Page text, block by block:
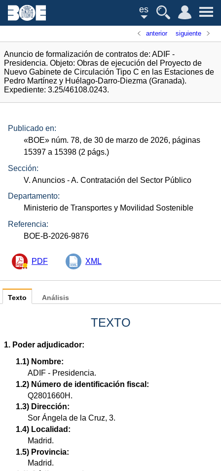
es
anterior siguiente
Anuncio de formalización de contratos de: ADIF -
Presidencia. Objeto: Obras de ejecución del Proyecto de
Nuevo Gabinete de Circulación Tipo C en las Estaciones de
Pedro Martínez y Huélago-Darro-Diezma (Granada).
Expediente: 3.25/46108.0243.
Publicado en:
«BOE» núm. 78, de 30 de marzo de 2026, páginas
15397 a 15398 (2 págs.)
Sección:
V. Anuncios - A. Contratación del Sector Público
Departamento:
Ministerio de Transportes y Movilidad Sostenible
Referencia:
BOE-B-2026-9876
PDF XML
Texto
TEXTO
1. Poder adjudicador:
1.1) Nombre:
ADIF - Presidencia.
1.2) Número de identificación fiscal:
Q2801660H.
1.3) Dirección:
Sor Ángela de la Cruz, 3.
1.4) Localidad:
Madrid.
1.5) Provincia:
Madrid.
Análisis